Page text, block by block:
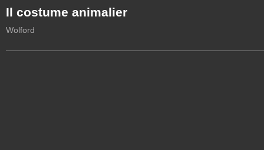
Il costume animalier
Wolford